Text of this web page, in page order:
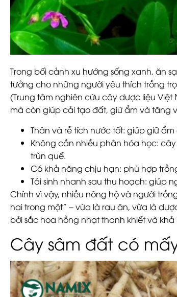
Trong bối cảnh xu hướng sống xanh, ăn
tưởng cho những người yêu thích trồng
(Trung tâm nghiên cứu cây dược liệu
mà còn giúp cải tạo đất, giữ ẩm và tăng
Thân và rễ tích nước tốt: giúp giữ
Không cần nhiều phân hóa học:
trùn quế.
Có khả năng chịu hạn: phù hợp
Tái sinh nhanh sau thu hoạch: giúp
Chính vì vậy, nhiều nông hộ và người
hai trong một” – vừa là rau ăn, vừa là
bởi sắc hoa hồng nhạt thanh khiết và
Cây sâm đất có